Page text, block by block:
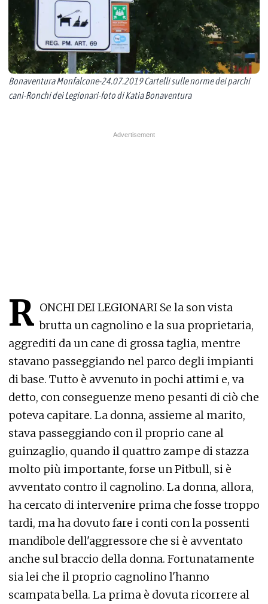
Bonaventura Monfalcone-24.07.2019 Cartelli sulle norme dei parchi
cani-Ronchi dei Legionari-foto di Katia Bonaventura
R ONCHI DEI LEGIONARI Se la son vista
brutta un cagnolino e la sua proprietaria,
aggrediti da un cane di grossa taglia, mentre
stavano passeggiando nel parco degli impianti
di base. Tutto è avvenuto in pochi attimi e, va
detto, con conseguenze meno pesanti di ciò che
poteva capitare. La donna, assieme al marito,
stava passeggiando con il proprio cane al
guinzaglio, quando il quattro zampe di stazza
molto più importante, forse un Pitbull, si è
avventato contro il cagnolino. La donna, allora,
ha cercato di intervenire prima che fosse troppo
tardi, ma ha dovuto fare i conti con la possenti
mandibole dell'aggressore che si è avventato
anche sul braccio della donna. Fortunatamente
sia lei che il proprio cagnolino l'hanno
scampata bella. La prima è dovuta ricorrere al